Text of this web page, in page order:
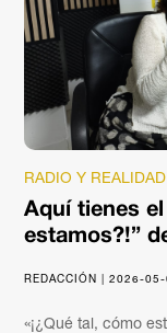
RADIO Y
Aquí tienes el
estamos?!”
REDACCIÓN | 2026-
«¡¿Qué tal, cómo